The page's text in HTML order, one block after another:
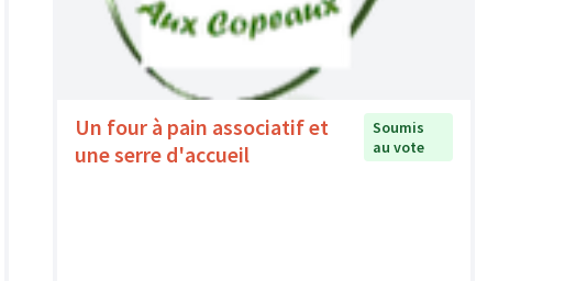
Un four à pain associatif et
une serre d'accueil
Soumis
au vote